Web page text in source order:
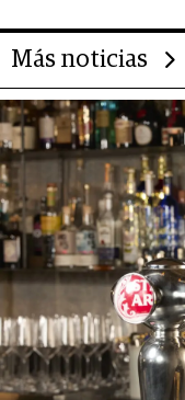
Más noticias